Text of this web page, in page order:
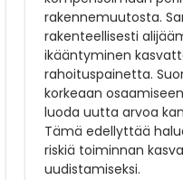
rakennemuutosta.
rakenteellisesti
ikääntyminen
rahoituspainetta.
korkeaan
luoda uutta arvoa
Tämä edellyttää
riskiä toiminnan
uudistamiseksi.